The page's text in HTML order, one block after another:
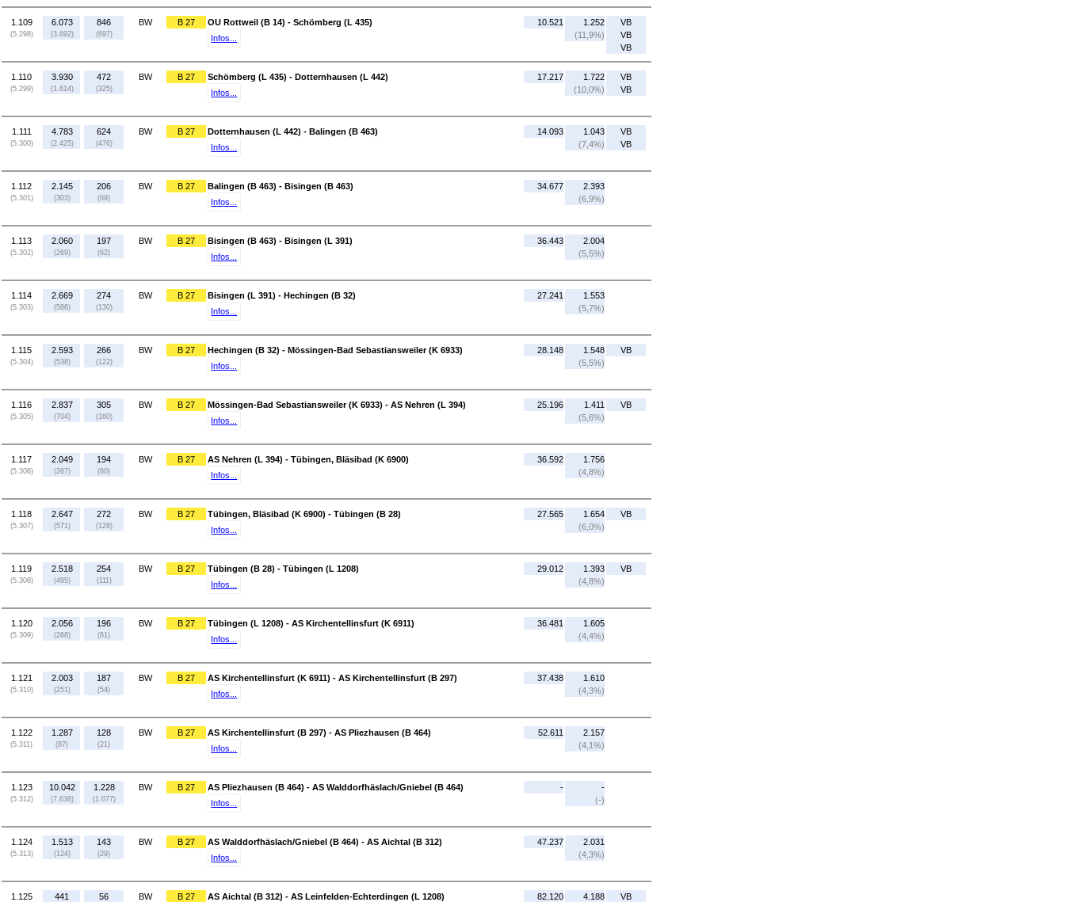
1.109
(5.298)
6.073
(3.692)
846
(697)
BW B 27
OU Rottweil (B 14) - Schömberg (L 435)
Infos...
10.521
1.252
(11,9%)
VB
VB
VB
1.110
(5.299)
3.930
(1.614)
472
(325)
BW B 27
Schömberg (L 435) - Dotternhausen (L 442)
Infos...
17.217
1.722
(10,0%)
VB
VB
1.111
(5.300)
4.783
(2.425)
624
(476)
BW B 27
Dotternhausen (L 442) - Balingen (B 463)
Infos...
14.093
1.043
(7,4%)
VB
VB
1.112
(5.301)
2.145
(303)
206
(69)
BW B 27
Balingen (B 463) - Bisingen (B 463)
Infos...
34.677
2.393
(6,9%)
1.113
(5.302)
2.060
(269)
197
(62)
BW B 27
Bisingen (B 463) - Bisingen (L 391)
Infos...
36.443
2.004
(5,5%)
1.114
(5.303)
2.669
(586)
274
(130)
BW B 27
Bisingen (L 391) - Hechingen (B 32)
Infos...
27.241
1.553
(5,7%)
1.115
(5.304)
2.593
(538)
266
(122)
BW B 27
Hechingen (B 32) - Mössingen-Bad Sebastiansweiler (K 6933)
Infos...
28.148
1.548
(5,5%)
VB
1.116
(5.305)
2.837
(704)
305
(160)
BW B 27
Mössingen-Bad Sebastiansweiler (K 6933) - AS Nehren (L 394)
Infos...
25.196
1.411
(5,6%)
VB
1.117
(5.306)
2.049
(267)
194
(60)
BW B 27
AS Nehren (L 394) - Tübingen, Bläsibad (K 6900)
Infos...
36.592
1.756
(4,8%)
1.118
(5.307)
2.647
(571)
272
(128)
BW B 27
Tübingen, Bläsibad (K 6900) - Tübingen (B 28)
Infos...
27.565
1.654
(6,0%)
VB
1.119
(5.308)
2.518
(495)
254
(111)
BW B 27
Tübingen (B 28) - Tübingen (L 1208)
Infos...
29.012
1.393
(4,8%)
VB
1.120
(5.309)
2.056
(268)
196
(61)
BW B 27
Tübingen (L 1208) - AS Kirchentellinsfurt (K 6911)
Infos...
36.481
1.605
(4,4%)
1.121
(5.310)
2.003
(251)
187
(54)
BW B 27
AS Kirchentellinsfurt (K 6911) - AS Kirchentellinsfurt (B 297)
Infos...
37.438
1.610
(4,3%)
1.122
(5.311)
1.287
(87)
128
(21)
BW B 27
AS Kirchentellinsfurt (B 297) - AS Pliezhausen (B 464)
Infos...
52.611
2.157
(4,1%)
1.123
(5.312)
10.042
(7.638)
1.228
(1.077)
BW B 27
AS Pliezhausen (B 464) - AS Walddorfhäslach/Gniebel (B 464)
Infos...
-
-
(-)
1.124
(5.313)
1.513
(124)
143
(29)
BW B 27
AS Walddorfhäslach/Gniebel (B 464) - AS Aichtal (B 312)
Infos...
47.237
2.031
(4,3%)
1.125 441 56 BW B 27
AS Aichtal (B 312) - AS Leinfelden-Echterdingen (L 1208)
82.120
4.188
VB